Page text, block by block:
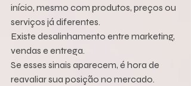
início, mesmo com produtos, preços ou
serviços já diferentes.
Existe desalinhamento entre marketing,
vendas e entrega.
Se esses sinais aparecem, é hora de
reavaliar sua posição no mercado.